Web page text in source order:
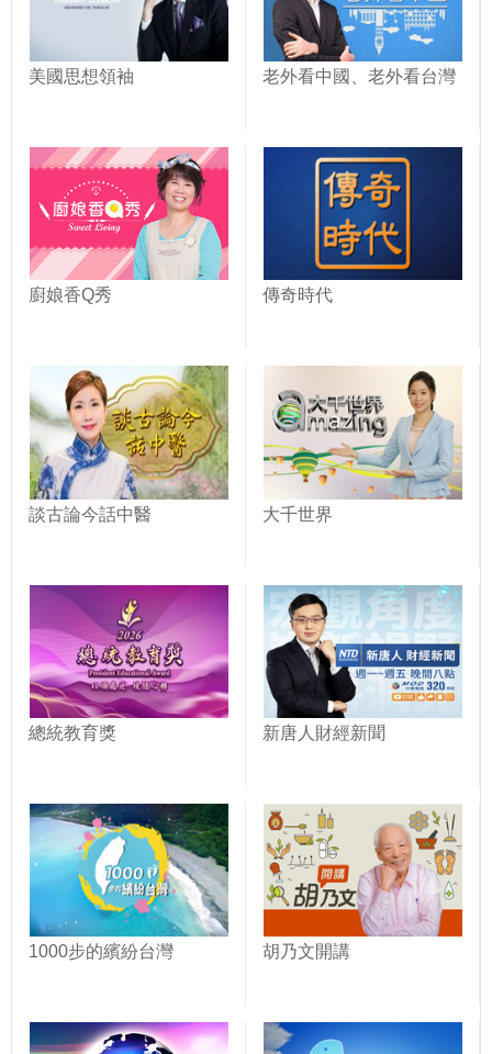
美國思想領袖 老外看中國、老外看台灣
廚娘香Q秀 傳奇時代
談古論今話中醫 大千世界
總統教育獎 新唐人財經新聞
1000步的繽紛台灣 胡乃文開講